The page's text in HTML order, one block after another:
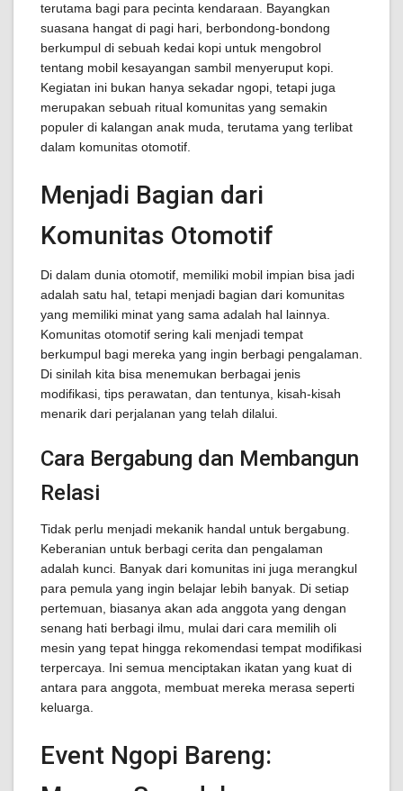
terutama bagi para pecinta kendaraan. Bayangkan
suasana hangat di pagi hari, berbondong-bondong
berkumpul di sebuah kedai kopi untuk mengobrol
tentang mobil kesayangan sambil menyeruput kopi.
Kegiatan ini bukan hanya sekadar ngopi, tetapi juga
merupakan sebuah ritual komunitas yang semakin
populer di kalangan anak muda, terutama yang terlibat
dalam komunitas otomotif.
Menjadi Bagian dari
Komunitas Otomotif
Di dalam dunia otomotif, memiliki mobil impian bisa jadi
adalah satu hal, tetapi menjadi bagian dari komunitas
yang memiliki minat yang sama adalah hal lainnya.
Komunitas otomotif sering kali menjadi tempat
berkumpul bagi mereka yang ingin berbagi pengalaman.
Di sinilah kita bisa menemukan berbagai jenis
modifikasi, tips perawatan, dan tentunya, kisah-kisah
menarik dari perjalanan yang telah dilalui.
Cara Bergabung dan Membangun
Relasi
Tidak perlu menjadi mekanik handal untuk bergabung.
Keberanian untuk berbagi cerita dan pengalaman
adalah kunci. Banyak dari komunitas ini juga merangkul
para pemula yang ingin belajar lebih banyak. Di setiap
pertemuan, biasanya akan ada anggota yang dengan
senang hati berbagi ilmu, mulai dari cara memilih oli
mesin yang tepat hingga rekomendasi tempat modifikasi
terpercaya. Ini semua menciptakan ikatan yang kuat di
antara para anggota, membuat mereka merasa seperti
keluarga.
Event Ngopi Bareng: